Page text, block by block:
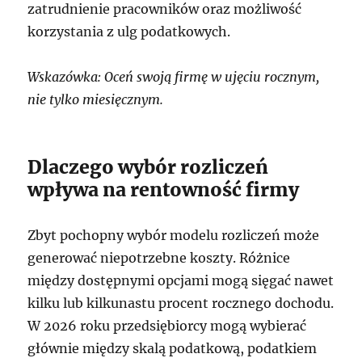
zatrudnienie pracowników oraz możliwość
korzystania z ulg podatkowych.
Wskazówka: Oceń swoją firmę w ujęciu rocznym,
nie tylko miesięcznym.
Dlaczego wybór rozliczeń
wpływa na rentowność firmy
Zbyt pochopny wybór modelu rozliczeń może
generować niepotrzebne koszty. Różnice
między dostępnymi opcjami mogą sięgać nawet
kilku lub kilkunastu procent rocznego dochodu.
W 2026 roku przedsiębiorcy mogą wybierać
głównie między skalą podatkową, podatkiem